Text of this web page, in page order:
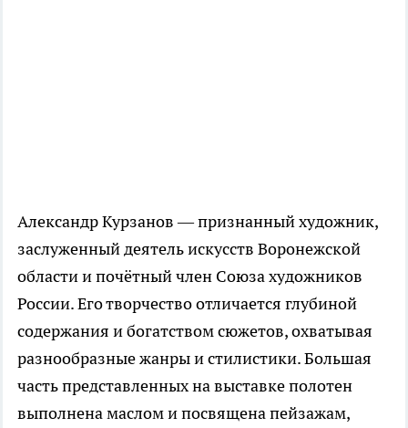
Александр Курзанов — признанный художник,
заслуженный деятель искусств Воронежской
области и почётный член Союза художников
России. Его творчество отличается глубиной
содержания и богатством сюжетов, охватывая
разнообразные жанры и стилистики. Большая
часть представленных на выставке полотен
выполнена маслом и посвящена пейзажам,